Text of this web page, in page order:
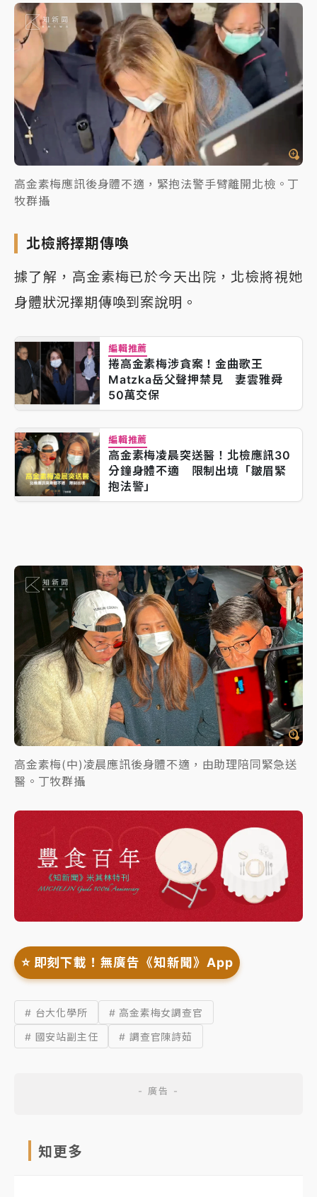
高金素梅應訊後身體不適，緊抱法警手臂離開北檢。丁
牧群攝
北檢將擇期傳喚
據了解，高金素梅已於今天出院，北檢將視她
身體狀況擇期傳喚到案說明。
編輯推薦
捲高金素梅涉貪案！金曲歌王
Matzka岳父聲押禁見 妻雲雅舜
50萬交保
編輯推薦
高金素梅凌晨突送醫！北檢應訊30
分鐘身體不適 限制出境「皺眉緊
抱法警」
高金素梅(中)凌晨應訊後身體不適，由助理陪同緊急送
醫。丁牧群攝
⭐️ 即刻下載！無廣告《知新聞》App
# 台大化學所
# 高金素梅女調查官
# 國安站副主任
# 調查官陳詩茹
知更多